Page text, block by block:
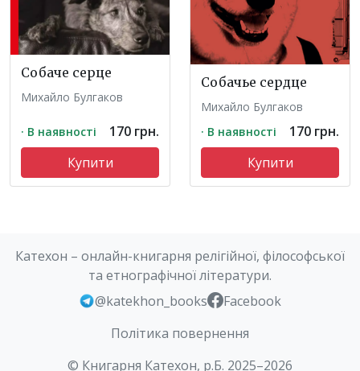
Собаче серце
Михайло Булгаков
· В наявності
170 грн.
Купити
Собачье сердце
Михайло Булгаков
· В наявності
170 грн.
Купити
Катехон – онлайн-книгарня релігійної, філософської
та етнографічної літератури.
@katekhon_books
Facebook
Політика повернення
© Книгарня Катехон, р.Б. 2025–2026